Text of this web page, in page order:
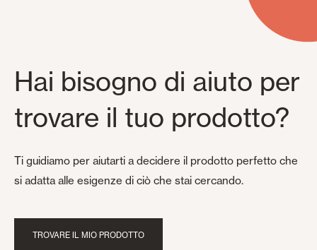
Hai bisogno di aiuto per
trovare il tuo prodotto?
Ti guidiamo per aiutarti a decidere il prodotto perfetto che
si adatta alle esigenze di ciò che stai cercando.
TROVARE IL MIO PRODOTTO